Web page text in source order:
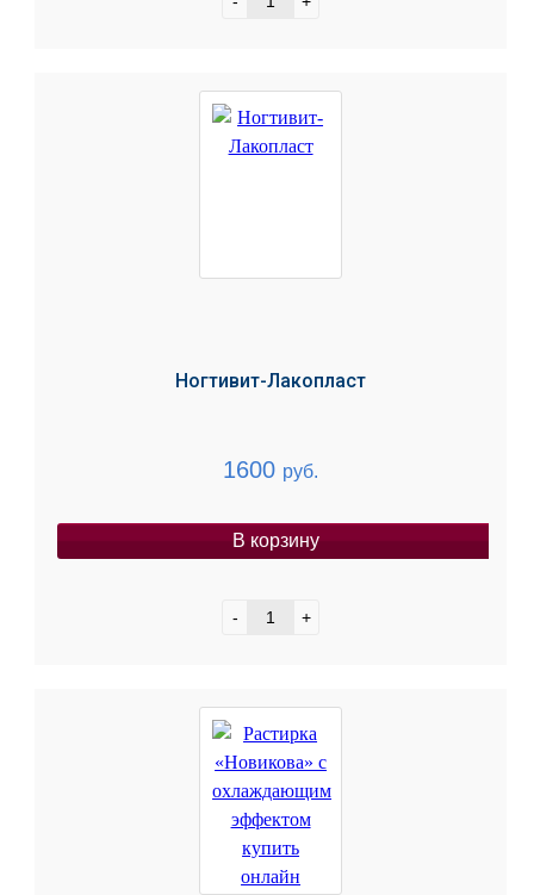
Ногтивит-Лакопласт
1600 руб.
В корзину
- +